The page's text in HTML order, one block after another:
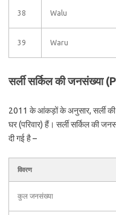
38 Walu
39 Waru
सर्ली सर्किल की
2011 के आंकड़ों के अनुसार, सर्ली
घर (परिवार) हैं। सर्ली सर्किल की
दी गई है –
विवरण
कुल जनसंख्या